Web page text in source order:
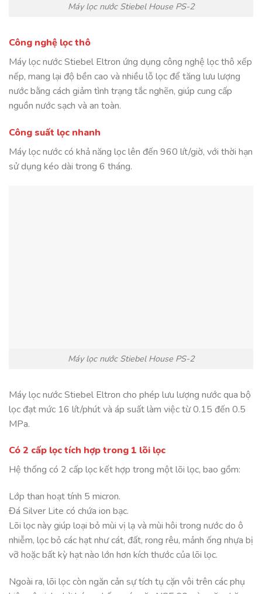
Máy lọc nước Stiebel House PS-2
Công nghệ lọc thô
Máy lọc nước Stiebel Eltron ứng dụng công nghệ lọc thô xếp
nếp, mang lại độ bền cao và nhiều lỗ lọc để tăng lưu lượng
nước bằng cách giảm tình trạng tắc nghẽn, giúp cung cấp
nguồn nước sạch và an toàn.
Công suất lọc nhanh
Máy lọc nước có khả năng lọc lên đến 960 lít/giờ, với thời hạn
sử dụng kéo dài trong 6 tháng.
Máy lọc nước Stiebel House PS-2
Máy lọc nước Stiebel Eltron cho phép lưu lượng nước qua bộ
lọc đạt mức 16 lít/phút và áp suất làm việc từ 0.15 đến 0.5
MPa.
Có 2 cấp lọc tích hợp trong 1 lõi lọc
Hệ thống có 2 cấp lọc kết hợp trong một lõi lọc, bao gồm:
Lớp than hoạt tính 5 micron.
Đá Silver Lite có chứa ion bạc.
Lõi lọc này giúp loại bỏ mùi vị lạ và mùi hôi trong nước do ô
nhiễm, lọc bỏ các hạt như cát, đất, rong rêu, mảnh ống nhựa bị
vỡ hoặc bất kỳ hạt nào lớn hơn kích thước của lõi lọc.
Ngoài ra, lõi lọc còn ngăn cản sự tích tụ cặn vôi trên các phụ